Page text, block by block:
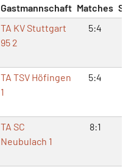
Gastmannschaft Matches
TA KV Stuttgart
95 2
5:4
TA TSV Höfingen
1
5:4
TA SC
Neubulach 1
8:1